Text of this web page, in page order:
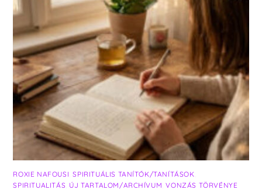
ROXIE NAFOUSI ,SPIRITUÁLIS TANÍTÓK/TANÍTÁSOK
SPIRITUALITÁS ÚJ TARTALOM/ARCHÍVUM ,VONZÁS TÖRVÉNYE